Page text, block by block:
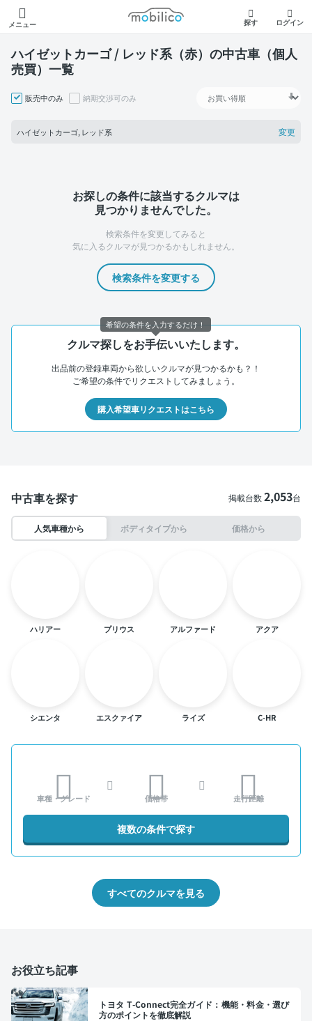
メニュー
モビリコ
探す ログイン
ハイゼットカーゴ / レッド系（赤）の中古車（個人
売買）一覧
販売中のみ 納期交渉可のみ
ハイゼットカーゴ, レッド系 変更
お探しの条件に該当するクルマは
見つかりませんでした。
検索条件を変更してみると
気に入るクルマが見つかるかもしれません。
検索条件を変更する
クルマ探しをお手伝いいたします。
出品前の登録車両から欲しいクルマが見つかるかも？！
ご希望の条件でリクエストしてみましょう。
購入希望車リクエストはこちら
中古車を探す 掲載台数2,053台
人気車種から ボディタイプから 価格から
ハリアー プリウス アルファード アクア
シエンタ エスクァイア ライズ C-HR
車種・グレード 価格帯 走行距離
複数の条件で探す
すべてのクルマを見る
お役立ち記事
トヨタ T-Connect完全ガイド：機能・料金・選び
方のポイントを徹底解説
希望の条件を入力するだけ！